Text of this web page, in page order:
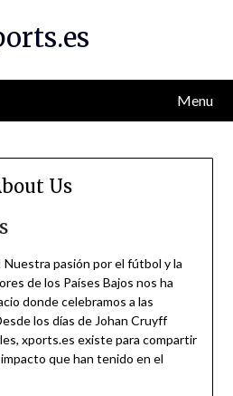
Menu
Us
Nuestra pasión por el fútbol y la
de los Países Bajos nos ha
donde celebramos a las
los días de Johan Cruyff
xports.es existe para compartir
que han tenido en el